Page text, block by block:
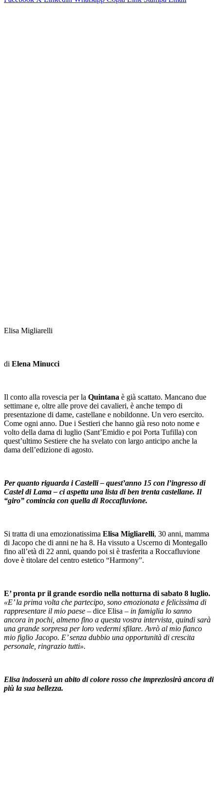
Elisa Migliarelli
di Elena Minucci
Il conto alla rovescia per la Quintana è già scattato. Mancano due
settimane e, oltre alle prove dei cavalieri, è anche tempo di
presentazione di dame, castellane e nobildonne. Un vero esercito.
Come ogni anno. Due i Sestieri che hanno già reso noto nome e
volto della dama di luglio (Sant’Emidio e poi Porta Tufilla) con
quest’ultimo Sestiere che ha svelato con largo anticipo anche la
dama dell’edizione di agosto.
Per quanto riguarda i Castelli – quest’anno 15 con l’ingresso di
Castel di Lama – ci aspetta una lista di ben trenta castellane. Il
“giro” comincia con quella di Roccafluvione.
Si tratta di una emozionatissima Elisa Migliarelli, 30 anni, mamma
di Jacopo che di anni ne ha 8. Ha vissuto a Uscerno di Montegallo
fino all’età di 22 anni, quando poi si è trasferita a Roccafluvione
dove è titolare del centro estetico “Harmony”.
E’ pronta pr il grande esordio nella notturna di sabato 8 luglio.
«E’ la prima volta che partecipo, sono emozionata e felicissima di
rappresentare il mio paese – dice Elisa – in famiglia lo sanno
ancora in pochi, almeno fino a questa vostra intervista, quindi sarà
una grande sorpresa per loro vedermi sfilare. Avrò al mio fianco
mio figlio Jacopo. E’ senza dubbio una opportunità di crescita
personale, ringrazio tutti».
Elisa indosserà un abito di colore rosso che impreziosirà ancora di
più la sua bellezza.